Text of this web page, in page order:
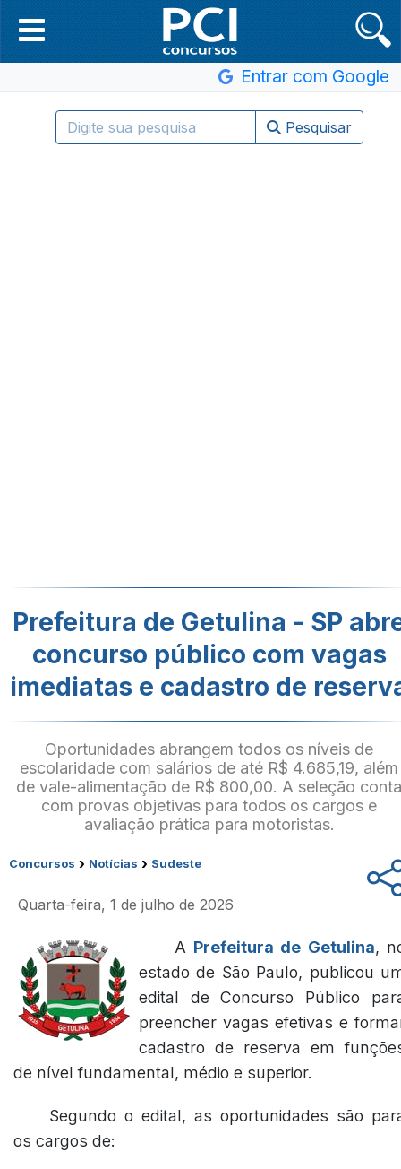
Entrar com Google
Pesquisar
Prefeitura de Getulina - SP
concurso público com vagas
imediatas e cadastro de
Oportunidades abrangem todos os níveis de
escolaridade com salários de até R$ 4.685,19, além
de vale-alimentação de R$ 800,00. A seleção
com provas objetivas para todos os cargos e
avaliação prática para motoristas.
Concursos › Notícias › Sudeste
Quarta-feira, 1 de julho de 2026
A Prefeitura de Getulina,
estado de São Paulo, publicou
edital de Concurso Público
preencher vagas efetivas e
cadastro de reserva em
de nível fundamental, médio e superior.
Segundo o edital, as oportunidades são
os cargos de: